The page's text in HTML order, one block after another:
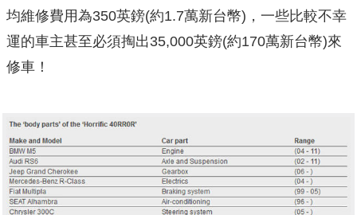
均維修費用為350英鎊(約1.7萬新台幣)，一些比較不幸
運的車主甚至必須掏出35,000英鎊(約170萬新台幣)來
修車！